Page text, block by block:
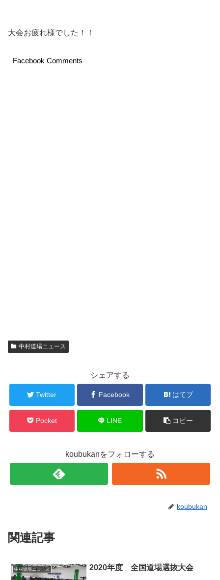
大会お疲れ様でした！！
Facebook Comments
中村道場ニュース
シェアする
Twitter Facebook はてブ
Pocket LINE コピー
koubukanをフォローする
koubukan
関連記事
中村道場ニュース 2020年度 全国道場選抜大会